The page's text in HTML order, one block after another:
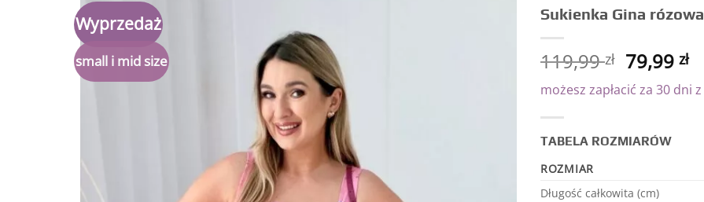
Wyprzedaż
small i mid size
Sukienka Gina rózowa
119,99zł 79,99zł
możesz zapłacić za 30 dni z
TABELA ROZMIARÓW
ROZMIAR
Długość całkowita (cm)